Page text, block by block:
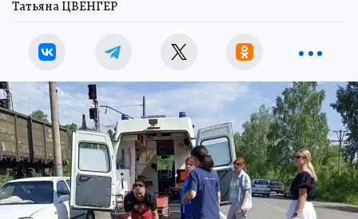
Татьяна ЦВЕНГЕР